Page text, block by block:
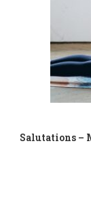
Salutations –